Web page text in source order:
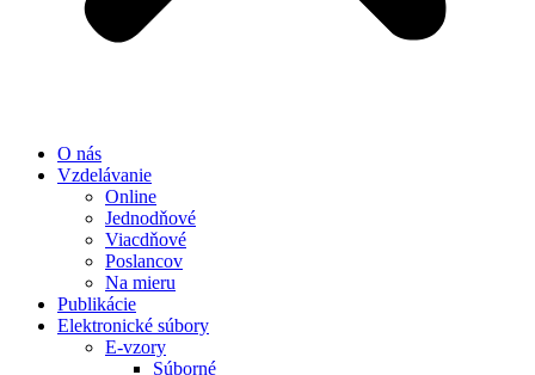
O nás
Vzdelávanie
Online
Jednodňové
Viacdňové
Poslancov
Na mieru
Publikácie
Elektronické súbory
E-vzory
Súborné